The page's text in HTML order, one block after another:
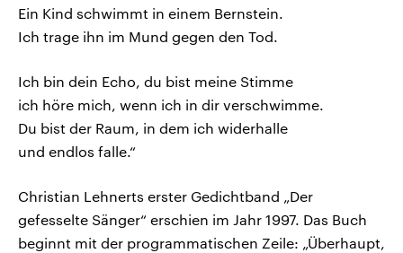
Ein Kind schwimmt in einem Bernstein.
Ich trage ihn im Mund gegen den Tod.
Ich bin dein Echo, du bist meine Stimme
ich höre mich, wenn ich in dir verschwimme.
Du bist der Raum, in dem ich widerhalle
und endlos falle.“
Christian Lehnerts erster Gedichtband „Der
gefesselte Sänger“ erschien im Jahr 1997. Das Buch
beginnt mit der programmatischen Zeile: „Überhaupt,